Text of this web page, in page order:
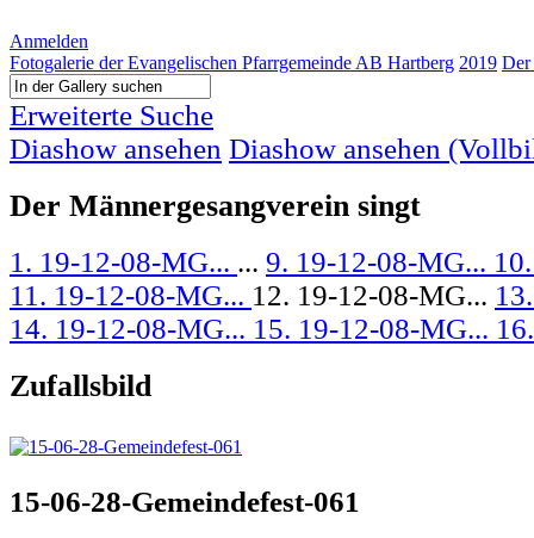
Anmelden
Fotogalerie der Evangelischen Pfarrgemeinde AB Hartberg 2019 Der
Erweiterte Suche
Diashow ansehen Diashow ansehen
Der Männergesangverein singt
1. 19-12-08-MG... ... 9. 19-12-08-MG...
11. 19-12-08-MG... 12. 19-12-08-MG...
14. 19-12-08-MG... 15. 19-12-08-MG...
Zufallsbild
15-06-28-Gemeindefest-061